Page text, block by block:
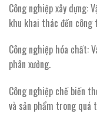
Công nghiệp xây dựng:
khu khai thác đến công
Công nghiệp hóa chất:
phân xưởng.
Công nghiệp chế biến
và sản phẩm trong quá